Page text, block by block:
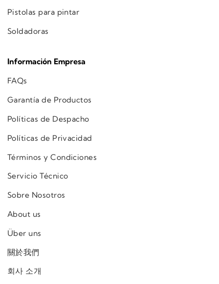
Pistolas para pintar
Soldadoras
Información Empresa
FAQs
Garantía de Productos
Políticas de Despacho
Políticas de Privacidad
Términos y Condiciones
Servicio Técnico
Sobre Nosotros
About us
Über uns
關於我們
회사 소개